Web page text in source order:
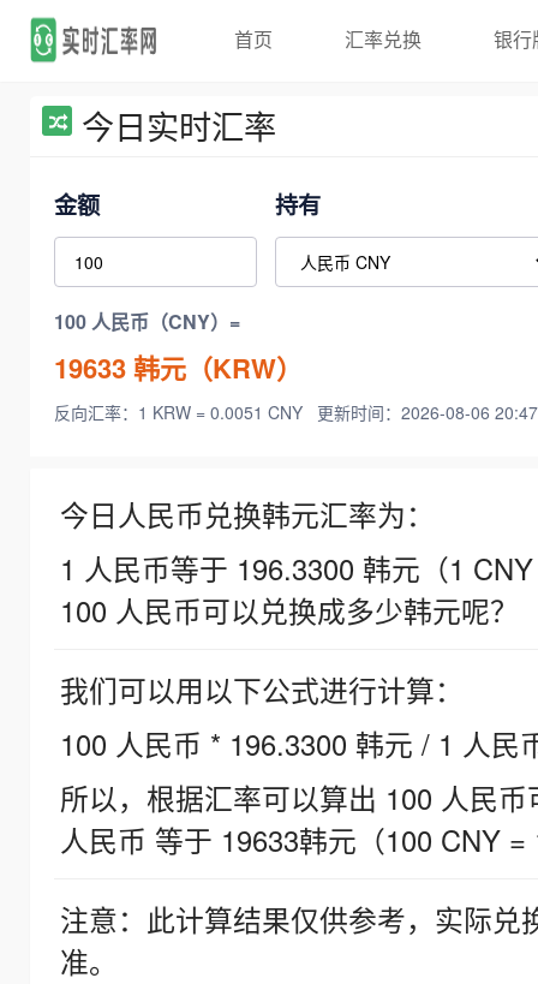
首页 汇率兑换 银行
今日实时汇率
金额 持有
100 人民币（CNY）=
19633韩元（KRW）
反向汇率：1 KRW = 0.0051 CNY 更新时间：2026-08-06
今日人民币兑换韩元汇率为：
1 人民币等于 196.3300 韩元（1
100 人民币可以兑换成多少韩元呢？
我们可以用以下公式进行计算：
100 人民币 * 196.3300 韩元 / 1 人民
所以，根据汇率可以算出 100 人民
人民币 等于 19633韩元（100 CNY =
注意：此计算结果仅供参考，实际
准。